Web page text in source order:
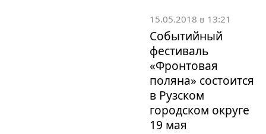
15.05.2018 в 13:21
Событийный
фестиваль
«Фронтовая
поляна» состоится
в Рузском
городском округе
19 мая